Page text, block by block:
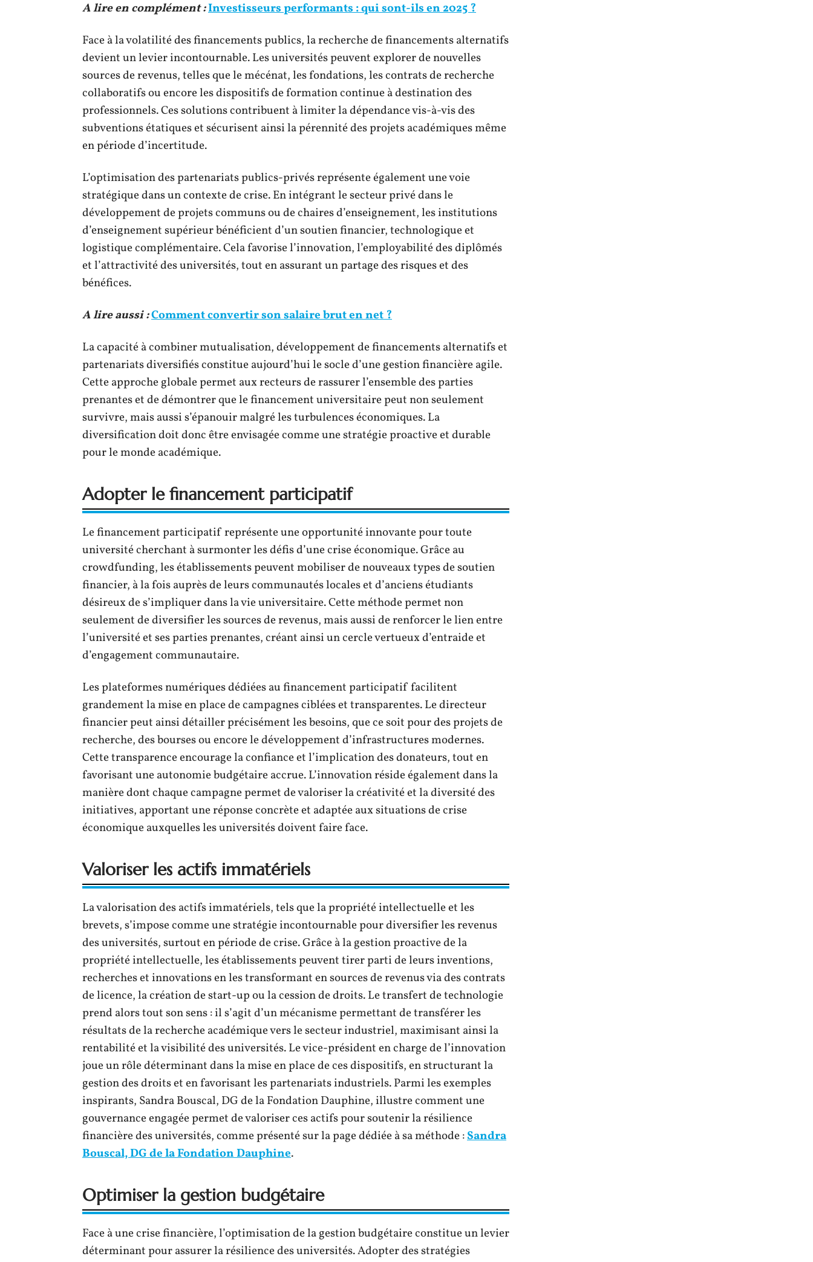
A lire en complément :Investisseurs performants : qui sont-ils en 2025 ?
Face à la volatilité des financements publics, la recherche de financements alternatifs
devient un levier incontournable. Les universités peuvent explorer de nouvelles
sources de revenus, telles que le mécénat, les fondations, les contrats de recherche
collaboratifs ou encore les dispositifs de formation continue à destination des
professionnels. Ces solutions contribuent à limiter la dépendance vis-à-vis des
subventions étatiques et sécurisent ainsi la pérennité des projets académiques même
en période d’incertitude.
L’optimisation des partenariats publics-privés représente également une voie
stratégique dans un contexte de crise. En intégrant le secteur privé dans le
développement de projets communs ou de chaires d’enseignement, les institutions
d’enseignement supérieur bénéficient d’un soutien financier, technologique et
logistique complémentaire. Cela favorise l’innovation, l’employabilité des diplômés
et l’attractivité des universités, tout en assurant un partage des risques et des
bénéfices.
A lire aussi :Comment convertir son salaire brut en net ?
La capacité à combiner mutualisation, développement de financements alternatifs et
partenariats diversifiés constitue aujourd’hui le socle d’une gestion financière agile.
Cette approche globale permet aux recteurs de rassurer l’ensemble des parties
prenantes et de démontrer que le financement universitaire peut non seulement
survivre, mais aussi s’épanouir malgré les turbulences économiques. La
diversification doit donc être envisagée comme une stratégie proactive et durable
pour le monde académique.
Adopter le financement participatif
Le financement participatif représente une opportunité innovante pour toute
université cherchant à surmonter les défis d’une crise économique. Grâce au
crowdfunding, les établissements peuvent mobiliser de nouveaux types de soutien
financier, à la fois auprès de leurs communautés locales et d’anciens étudiants
désireux de s’impliquer dans la vie universitaire. Cette méthode permet non
seulement de diversifier les sources de revenus, mais aussi de renforcer le lien entre
l’université et ses parties prenantes, créant ainsi un cercle vertueux d’entraide et
d’engagement communautaire.
Les plateformes numériques dédiées au financement participatif facilitent
grandement la mise en place de campagnes ciblées et transparentes. Le directeur
financier peut ainsi détailler précisément les besoins, que ce soit pour des projets de
recherche, des bourses ou encore le développement d’infrastructures modernes.
Cette transparence encourage la confiance et l’implication des donateurs, tout en
favorisant une autonomie budgétaire accrue. L’innovation réside également dans la
manière dont chaque campagne permet de valoriser la créativité et la diversité des
initiatives, apportant une réponse concrète et adaptée aux situations de crise
économique auxquelles les universités doivent faire face.
Valoriser les actifs immatériels
La valorisation des actifs immatériels, tels que la propriété intellectuelle et les
brevets, s’impose comme une stratégie incontournable pour diversifier les revenus
des universités, surtout en période de crise. Grâce à la gestion proactive de la
propriété intellectuelle, les établissements peuvent tirer parti de leurs inventions,
recherches et innovations en les transformant en sources de revenus via des contrats
de licence, la création de start-up ou la cession de droits. Le transfert de technologie
prend alors tout son sens : il s’agit d’un mécanisme permettant de transférer les
résultats de la recherche académique vers le secteur industriel, maximisant ainsi la
rentabilité et la visibilité des universités. Le vice-président en charge de l’innovation
joue un rôle déterminant dans la mise en place de ces dispositifs, en structurant la
gestion des droits et en favorisant les partenariats industriels. Parmi les exemples
inspirants, Sandra Bouscal, DG de la Fondation Dauphine, illustre comment une
gouvernance engagée permet de valoriser ces actifs pour soutenir la résilience
financière des universités, comme présenté sur la page dédiée à sa méthode :Sandra
Bouscal, DG de la Fondation Dauphine.
Optimiser la gestion budgétaire
Face à une crise financière, l’optimisation de la gestion budgétaire constitue un levier
déterminant pour assurer la résilience des universités. Adopter des stratégies